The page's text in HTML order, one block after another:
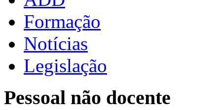
Formação
Notícias
Legislação
Pessoal não docente